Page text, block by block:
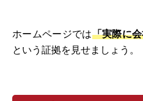
ホームページでは「実際に
という証拠を見せましょう。